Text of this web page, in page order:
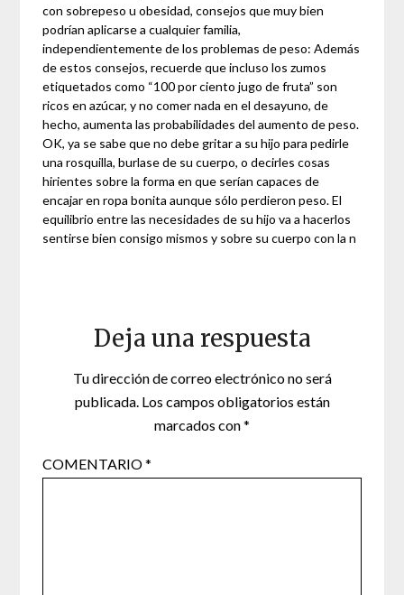
con sobrepeso u obesidad, consejos que muy bien
podrían aplicarse a cualquier familia,
independientemente de los problemas de peso: Además
de estos consejos, recuerde que incluso los zumos
etiquetados como “100 por ciento jugo de fruta” son
ricos en azúcar, y no comer nada en el desayuno, de
hecho, aumenta las probabilidades del aumento de peso.
OK, ya se sabe que no debe gritar a su hijo para pedirle
una rosquilla, burlase de su cuerpo, o decirles cosas
hirientes sobre la forma en que serían capaces de
encajar en ropa bonita aunque sólo perdieron peso. El
equilibrio entre las necesidades de su hijo va a hacerlos
sentirse bien consigo mismos y sobre su cuerpo con la n
Deja una respuesta
Tu dirección de correo electrónico no será
publicada. Los campos obligatorios están
marcados con*
COMENTARIO*